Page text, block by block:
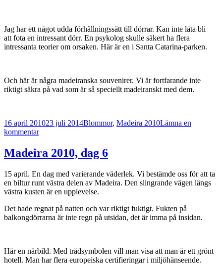
Jag har ett något udda förhållningssätt till dörrar. Kan inte låta bli
att fota en intressant dörr. En psykolog skulle säkert ha flera
intressanta teorier om orsaken. Här är en i Santa Catarina-parken.
Och här är några madeiranska souvenirer. Vi är fortfarande inte
riktigt säkra på vad som är så speciellt madeiranskt med dem.
Postat
16 april 201023 juli 2014Kategorier
Blommor, Madeira 2010Lämna en
kommentartill
2010,
dag
blomsterfestival
i
Funchal
Madeira 2010, dag 6
15 april. En dag med varierande väderlek. Vi bestämde oss för att ta
en biltur runt västra delen av Madeira. Den slingrande vägen längs
västra kusten är en upplevelse.
Det hade regnat på natten och var riktigt fuktigt. Fukten på
balkongdörrarna är inte regn på utsidan, det är imma på insidan.
Här en närbild. Med trädsymbolen vill man visa att man är ett grönt
hotell. Man har flera europeiska certifieringar i miljöhänseende.